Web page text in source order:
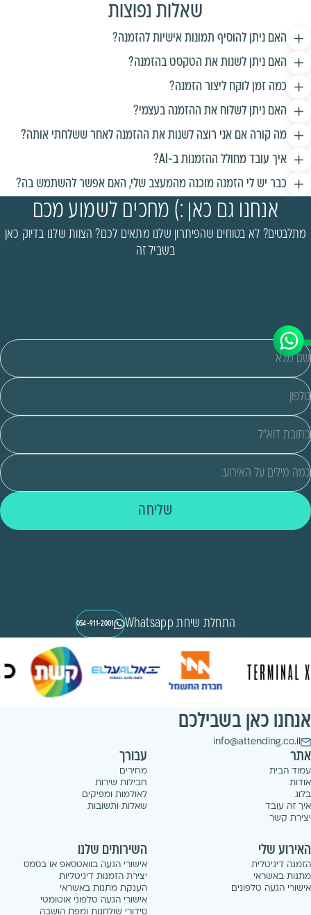
שאלות נפוצות
האם ניתן להוסיף תמונות אישיות להזמנה?
האם ניתן לשנות את הטקסט בהזמנה?
כמה זמן לוקח ליצור הזמנה?
האם ניתן לשלוח את ההזמנה בעצמי?
מה קורה אם אני רוצה לשנות את ההזמנה לאחר ששלחתי אותה?
איך עובד מחולל ההזמנות ב-AI?
כבר יש לי הזמנה מוכנה מהמעצב שלי, האם אפשר להשתמש בה?
אנחנו גם כאן :) מחכים לשמוע מכם
מתלבטים? לא בטוחים שהפיתרון שלנו מתאים לכם? הצוות שלנו בדיוק כאן
בשביל זה
שליחה
התחלת שיחת Whatsapp 054-911-2001
אנחנו כאן בשבילכם
info@attending.co.il
אתר
עמוד הבית
אודות
בלוג
איך זה עובד
יצירת קשר
עבורך
מחירים
חבילות שירות
לאולמות ומפיקים
שאלות ותשובות
האירוע שלי
הזמנה דיגיטלית
מתנות באשראי
אישורי הגעה טלפונים
השירותים שלנו
אישורי הגעה בוואטסאפ או בסמס
יצירת הזמנות דיגיטליות
הענקת מתנות באשראי
אישורי הגעה טלפוני אוטומטי
סידורי שולחנות ומפת הושבה